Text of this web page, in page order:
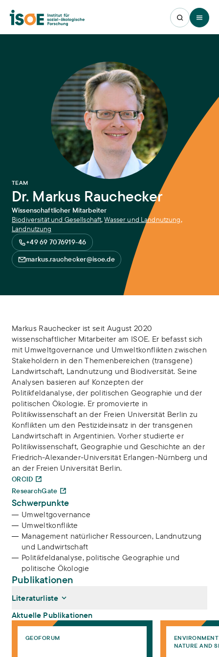
Open
TEAM
:
Dr. Markus Rauchecker
Wissenschaftlicher Mitarbeiter
Biodiversität und Gesellschaft,Wasser und Landnutzung,
Landnutzung
+49 69 7076919-46
markus.rauchecker@isoe.de
Markus Rauchecker ist seit August 2020
wissenschaftlicher Mitarbeiter am ISOE. Er befasst sich
mit Umweltgovernance und Umweltkonflikten zwischen
Stakeholdern in den Themenbereichen (transgene)
Landwirtschaft, Landnutzung und Biodiversität. Seine
Analysen basieren auf Konzepten der
Politikfeldanalyse, der politischen Geographie und der
politischen Ökologie. Er promovierte in
Politikwissenschaft an der Freien Universität Berlin zu
Konflikten um den Pestizideinsatz in der transgenen
Landwirtschaft in Argentinien. Vorher studierte er
Politikwissenschaft, Geographie und Geschichte an der
Friedrich-Alexander-Universität Erlangen-Nürnberg und
an der Freien Universität Berlin.
ORCID
ResearchGate
Schwerpunkte
Umweltgovernance
Umweltkonflikte
Management natürlicher Ressourcen, Landnutzung
und Landwirtschaft
Politikfeldanalyse, politische Geographie und
politische Ökologie
Publikationen
Literaturliste
Kuhn, David, Markus Rauchecker (2026):
Konfliktpartei – Umweltkonflikte als sozial-ökologische Konflikte
Aktuelle Publikationen
Stakeholders’ conflicting orders and classifications of the
GEOFORUM
Social-
NATURE AND